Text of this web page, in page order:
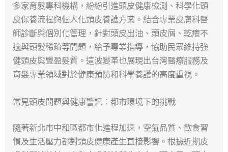
多家育髮專科機構，紛紛引進頭皮健康檢測、科學化頭
皮保養流程與個人化頭皮養護方案。結合專業皮膚科醫
師診斷與個別化管理，針對頭皮出油、頭皮屑、乾癢不
適與頭髮稀疏等問題，給予專業指導，協助民眾維持強
健頭皮與豐盈髮質。這波變革也展現出台灣醫療服務及
育髮專業領域對於健康預防和科學養護的高度重視。
常見頭皮問題與健康警訊：都市環境下的挑戰
隨著新北市中和區都市化進程加速，空氣品質、飲食習
慣及生活壓力都對頭皮健康產生直接影響。根據近期皮